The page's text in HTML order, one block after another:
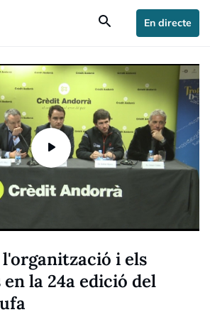
search En directe
i els
la 24a edició del